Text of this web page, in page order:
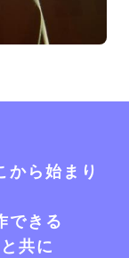
ら始まり
できる
共に